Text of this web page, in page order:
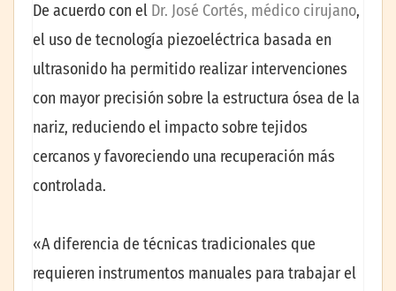
De acuerdo con el Dr. José Cortés, médico cirujano,
el uso de tecnología piezoeléctrica basada en
ultrasonido ha permitido realizar intervenciones
con mayor precisión sobre la estructura ósea de la
nariz, reduciendo el impacto sobre tejidos
cercanos y favoreciendo una recuperación más
controlada.
«A diferencia de técnicas tradicionales que
requieren instrumentos manuales para trabajar el